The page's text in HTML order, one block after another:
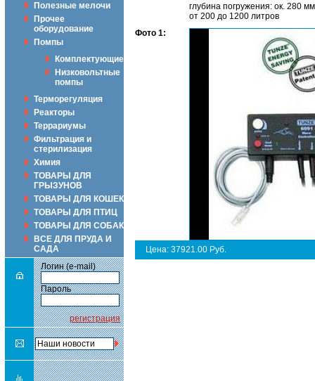
Полезные мелочи
Прочее
оборудование
Помпы
Комплектующие
Низковольтные
помпы
Терморегуляция
Реакторы
Террариумы
Фильтрация и
стерилизация
Химия
ТОВАРЫ ДЛЯ
ГРЫЗУНОВ
ТОВАРЫ ДЛЯ КОШЕК
ТОВАРЫ ДЛЯ ПТИЦ
ТОВАРЫ ДЛЯ СОБАК
ВСЕ ДЛЯ ПРУДА И
САДА
Логин (e-mail)
Пароль
регистрация
глубина погружения: ок. 280
от 200 до 1200 литров
Фото 1:
Цена: 37921.00 Руб.